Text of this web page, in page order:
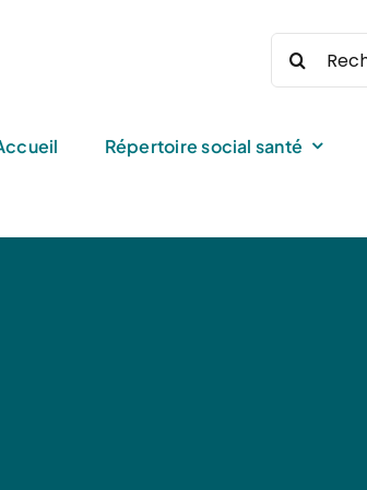
Rechercher:
Répertoire social santé